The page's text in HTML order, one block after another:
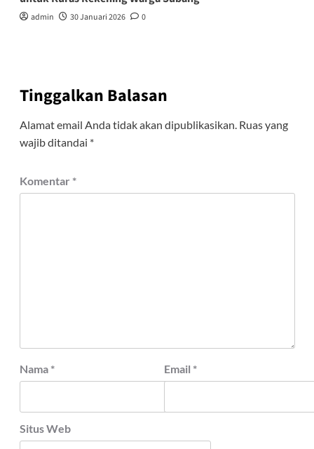
admin 30 Januari 2026 0
Tinggalkan Balasan
Alamat email Anda tidak akan dipublikasikan. Ruas yang
wajib ditandai *
Komentar *
Nama * Email *
Situs Web